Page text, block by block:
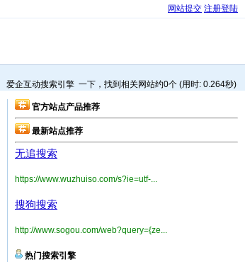
网站提交 注册登陆
爱企互动搜索引擎 一下，找到相关网站约0个 (用时: 0.264秒)
官方站点产品推荐
最新站点推荐
无追搜索
https://www.wuzhuiso.com/s?ie=utf-...
搜狗搜索
http://www.sogou.com/web?query={ze...
热门搜索引擎